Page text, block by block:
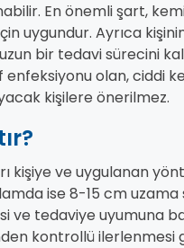
En önemli şart,
uygundur. Ayrıca
uzun bir tedavi sürecini
olan, ciddi
kişilere önerilmez.
kişiye ve uygulanan
ise 8-15 cm uzama
ve tedaviye uyumuna
kontrollü ilerlenmesi